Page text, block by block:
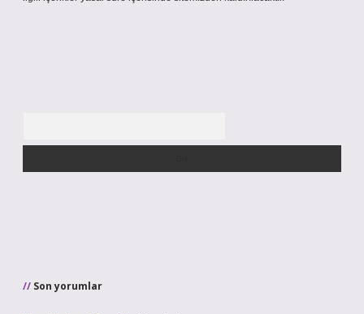
Son yorumlar